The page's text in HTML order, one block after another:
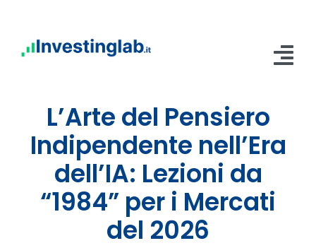
contenuto
Abbonamenti
L’Arte del Pensiero
Indipendente nell’Era
dell’IA: Lezioni da
“1984” per i Mercati
del 2026